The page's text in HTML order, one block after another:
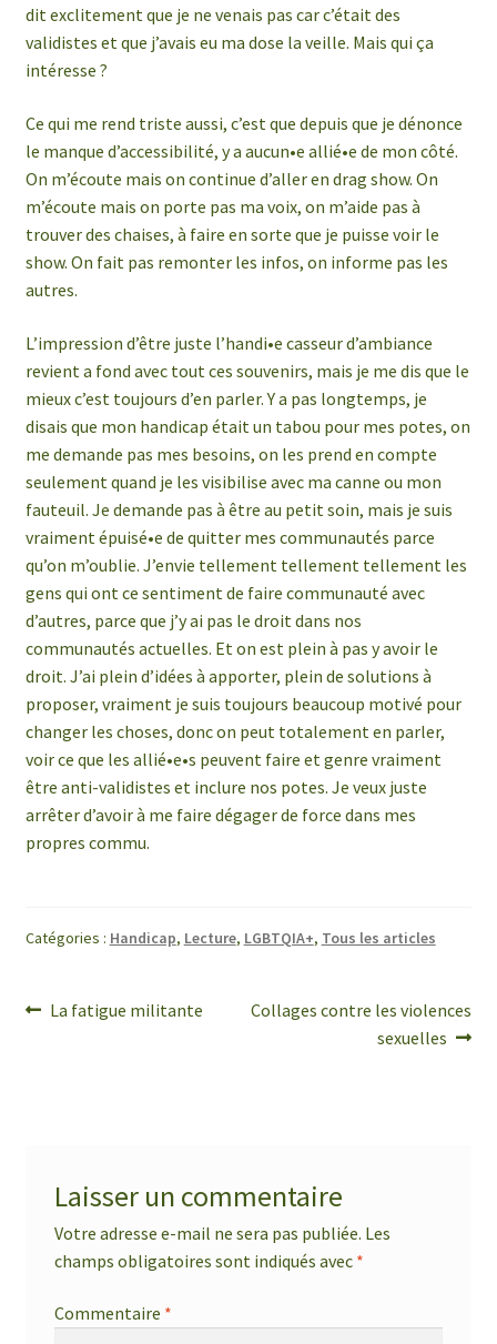
dit exclitement que je ne venais pas car c’était des
validistes et que j’avais eu ma dose la veille. Mais qui ça
intéresse ?
Ce qui me rend triste aussi, c’est que depuis que je dénonce
le manque d’accessibilité, y a aucun•e allié•e de mon côté.
On m’écoute mais on continue d’aller en drag show. On
m’écoute mais on porte pas ma voix, on m’aide pas à
trouver des chaises, à faire en sorte que je puisse voir le
show. On fait pas remonter les infos, on informe pas les
autres.
L’impression d’être juste l’handi•e casseur d’ambiance
revient a fond avec tout ces souvenirs, mais je me dis que le
mieux c’est toujours d’en parler. Y a pas longtemps, je
disais que mon handicap était un tabou pour mes potes, on
me demande pas mes besoins, on les prend en compte
seulement quand je les visibilise avec ma canne ou mon
fauteuil. Je demande pas à être au petit soin, mais je suis
vraiment épuisé•e de quitter mes communautés parce
qu’on m’oublie. J’envie tellement tellement tellement les
gens qui ont ce sentiment de faire communauté avec
d’autres, parce que j’y ai pas le droit dans nos
communautés actuelles. Et on est plein à pas y avoir le
droit. J’ai plein d’idées à apporter, plein de solutions à
proposer, vraiment je suis toujours beaucoup motivé pour
changer les choses, donc on peut totalement en parler,
voir ce que les allié•e•s peuvent faire et genre vraiment
être anti-validistes et inclure nos potes. Je veux juste
arrêter d’avoir à me faire dégager de force dans mes
propres commu.
Catégories : Handicap, Lecture, LGBTQIA+, Tous les articles
Navigation
Article
La fatigue militante
Article
Collages contre les violences
sexuelles
Laisser un commentaire
Votre adresse e-mail ne sera pas publiée. Les
champs obligatoires sont indiqués avec *
Commentaire *